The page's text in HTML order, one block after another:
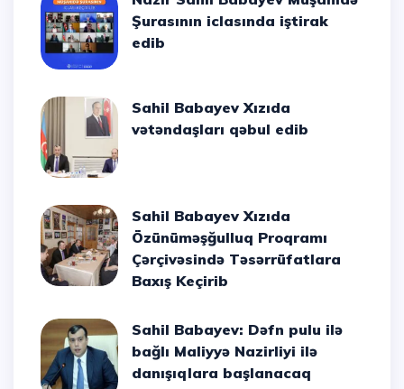
Şurasının iclasında iştirak
edib
Sahil Babayev Xızıda
vətəndaşları qəbul edib
Sahil Babayev Xızıda
Özünüməşğulluq Proqramı
Çərçivəsində Təsərrüfatlara
Baxış Keçirib
Sahil Babayev: Dəfn pulu ilə
bağlı Maliyyə Nazirliyi ilə
danışıqlara başlanacaq